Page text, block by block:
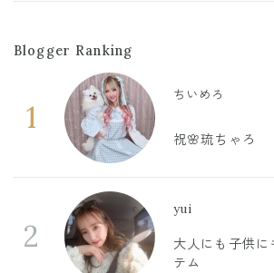
Blogger Ranking
1
ちいめろ
祝🌸琉ちゃろ
2
yui
大人にも子供に
テム